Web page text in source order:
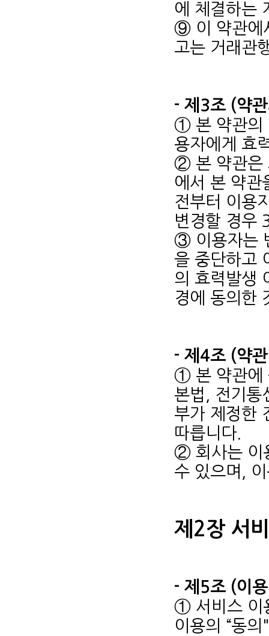
에 체결하는
⑨ 이 약관에
고는 거래관
- 제3조 (약
① 본 약관의
용자에게 효
② 본 약관은
에서 본 약관
전부터 이용
변경할 경우
③ 이용자는
을 중단하고
의 효력발생
경에 동의한
- 제4조 (약
① 본 약관에
본법, 전기통
부가 제정한
따릅니다.
② 회사는 이
수 있으며,
제2장 서
- 제5조 (이
① 서비스 이
이용의 “동